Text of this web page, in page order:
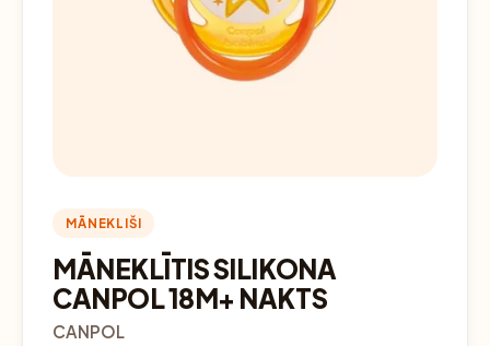
MĀNEKLIŠI
MĀNEKLĪTIS SILIKONA
CANPOL 18M+ NAKTS
CANPOL